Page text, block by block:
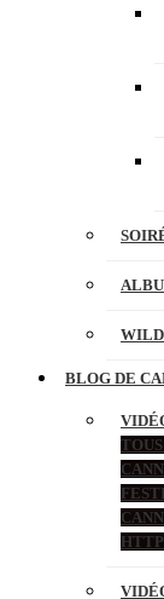
WILD
BLOG DE